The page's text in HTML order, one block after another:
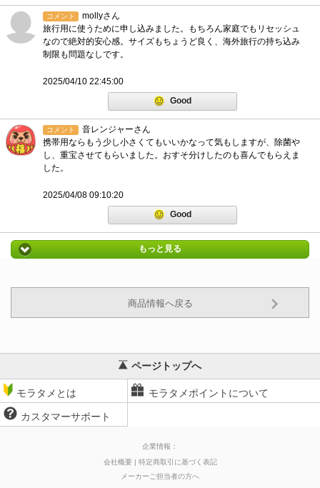
コメント
mollyさん
旅行用に使うために申し込みました。もちろん家庭でもリセッシュ
なので絶対的安心感。サイズもちょうど良く、海外旅行の持ち込み
制限も問題なしです。
2025/04/10 22:45:00
Good
コメント
音レンジャーさん
携帯用ならもう少し小さくてもいいかなって気もしますが、除菌や
し、重宝させてもらいました。おすそ分けしたのも喜んでもらえま
した。
2025/04/08 09:10:20
Good
もっと見る
商品情報へ戻る
ページトップへ
モラタメとは モラタメポイントについて
カスタマーサポート
企業情報：
会社概要
特定商取引に基づく表記
メーカーご担当者の方へ